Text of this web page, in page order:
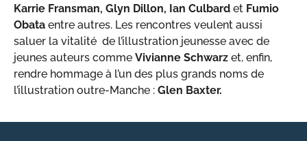
Karrie Fransman, Glyn Dillon, Ian Culbard et Fumio
Obata entre autres. Les rencontres veulent aussi
saluer la vitalité de l’illustration jeunesse avec de
jeunes auteurs comme Vivianne Schwarz et, enfin,
rendre hommage à l’un des plus grands noms de
l’illustration outre-Manche : Glen Baxter.